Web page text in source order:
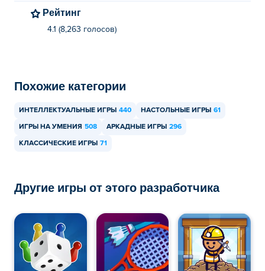
Рейтинг
4.1 (8,263 голосов)
Похожие категории
ИНТЕЛЛЕКТУАЛЬНЫЕ ИГРЫ 440 НАСТОЛЬНЫЕ ИГРЫ 61
ИГРЫ НА УМЕНИЯ 508 АРКАДНЫЕ ИГРЫ 296
КЛАССИЧЕСКИЕ ИГРЫ 71
Другие игры от этого разработчика